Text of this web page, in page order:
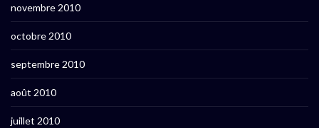
novembre 2010
octobre 2010
septembre 2010
août 2010
juillet 2010